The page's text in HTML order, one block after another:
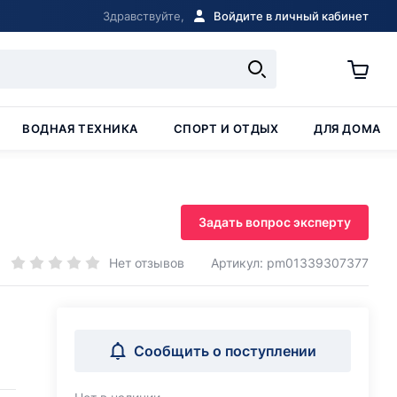
Здравствуйте, Войдите в личный кабинет
ВОДНАЯ ТЕХНИКА СПОРТ И ОТДЫХ ДЛЯ ДОМА
Задать вопрос эксперту
Нет отзывов Артикул: pm01339307377
Сообщить о поступлении